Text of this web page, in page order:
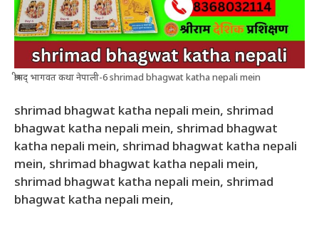
श्रीमद् भागवत कथा नेपाली-6 shrimad bhagwat katha nepali mein
shrimad bhagwat katha nepali mein, shrimad
bhagwat katha nepali mein, shrimad bhagwat
katha nepali mein, shrimad bhagwat katha nepali
mein, shrimad bhagwat katha nepali mein,
shrimad bhagwat katha nepali mein, shrimad
bhagwat katha nepali mein,